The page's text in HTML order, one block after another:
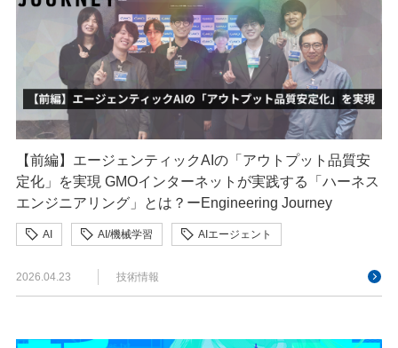
【前編】エージェンティックAIの「アウトプット品質安
定化」を実現 GMOインターネットが実践する「ハーネス
エンジニアリング」とは？ーEngineering Journey
AI AI/機械学習
AIエージェント
developer
Engineering Journey
2026.04.23 技術情報